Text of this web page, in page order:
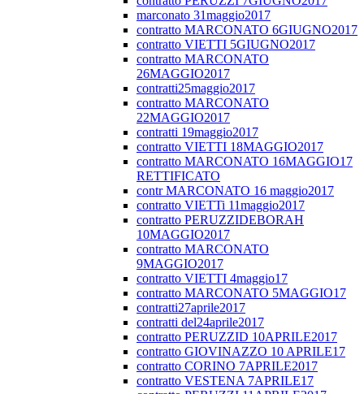
marconato 31maggio2017
contratto MARCONATO 6GIUGNO2017
contratto VIETTI 5GIUGNO2017
contratto MARCONATO
26MAGGIO2017
contratti25maggio2017
contratto MARCONATO
22MAGGIO2017
contratti 19maggio2017
contratto VIETTI 18MAGGIO2017
contratto MARCONATO 16MAGGIO17
RETTIFICATO
contr MARCONATO 16 maggio2017
contratto VIETTi 11maggio2017
contratto PERUZZIDEBORAH
10MAGGIO2017
contratto MARCONATO
9MAGGIO2017
contratto VIETTI 4maggio17
contratto MARCONATO 5MAGGIO17
contratti27aprile2017
contratti del24aprile2017
contratto PERUZZID 10APRILE2017
contratto GIOVINAZZO 10 APRILE17
contratto CORINO 7APRILE2017
contratto VESTENA 7APRILE17